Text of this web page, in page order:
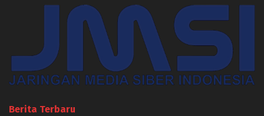
Berita Terbaru